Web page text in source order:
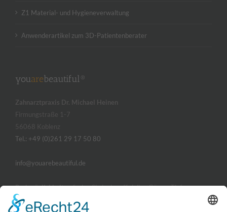
Z1 Material- und Hygieneverwaltung
Anwenderartikel zum 3D-Patientenberater
youarebeautiful®
Zahnarztpraxis Dr. Michael Heinen
Firmungstraße 1-7
56068 Koblenz
Tel.: +49 (0)261 29 17 50 80
info@youarebeautiful.de
Parkmöglichkeitenfinden Sie in der offiziellen Görres-Tiefgarage.